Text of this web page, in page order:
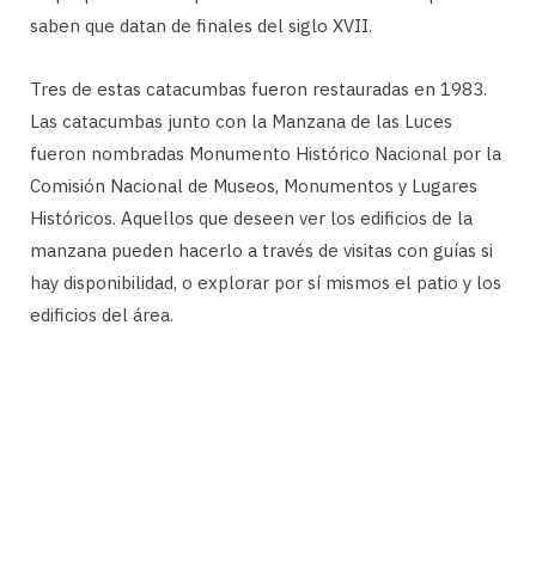
saben que datan de finales del siglo XVII.
Tres de estas catacumbas fueron restauradas en 1983.
Las catacumbas junto con la Manzana de las Luces
fueron nombradas Monumento Histórico Nacional por la
Comisión Nacional de Museos, Monumentos y Lugares
Históricos. Aquellos que deseen ver los edificios de la
manzana pueden hacerlo a través de visitas con guías si
hay disponibilidad, o explorar por sí mismos el patio y los
edificios del área.